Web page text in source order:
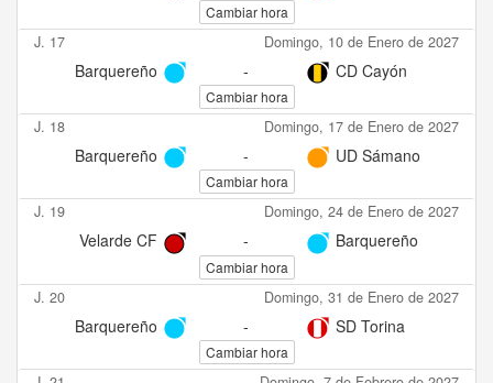
Cambiar hora
J. 17 Domingo, 10 de Enero de 2027
Barquereño - CD Cayón
Cambiar hora
J. 18 Domingo, 17 de Enero de 2027
Barquereño - UD Sámano
Cambiar hora
J. 19 Domingo, 24 de Enero de 2027
Velarde CF - Barquereño
Cambiar hora
J. 20 Domingo, 31 de Enero de 2027
Barquereño - SD Torina
Cambiar hora